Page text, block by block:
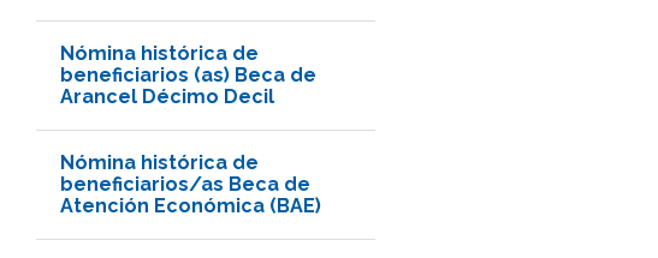
Nómina histórica de
beneficiarios (as) Beca de
Arancel Décimo Decil
Nómina histórica de
beneficiarios/as Beca de
Atención Económica (BAE)